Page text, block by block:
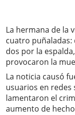
La hermana de la
cuatro
dos por la
provocaron la
La noticia causó
usuarios en redes
lamentaron el
aumento de